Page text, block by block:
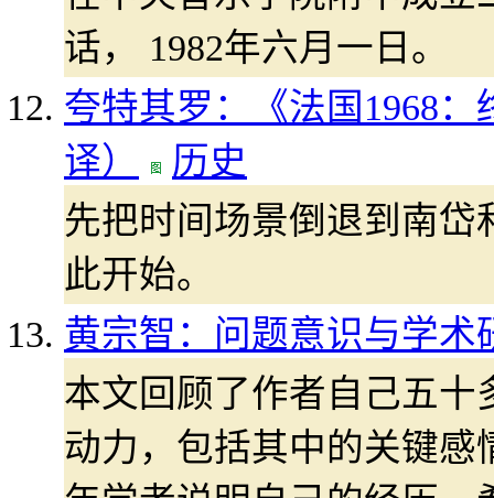
话， 1982年六月一日。
夸特其罗：《法国1968
译）
历史
先把时间场景倒退到南岱
此开始。
黄宗智：问题意识与学术
本文回顾了作者自己五
动力，包括其中的关键